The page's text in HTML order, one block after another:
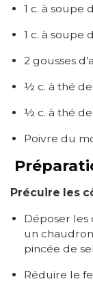
1 c. à soupe
1 c. à soupe
2 gousses
½ c. à thé
½ c. à thé
Poivre du
Précuire les
Déposer les
un
pincée de
Réduire le